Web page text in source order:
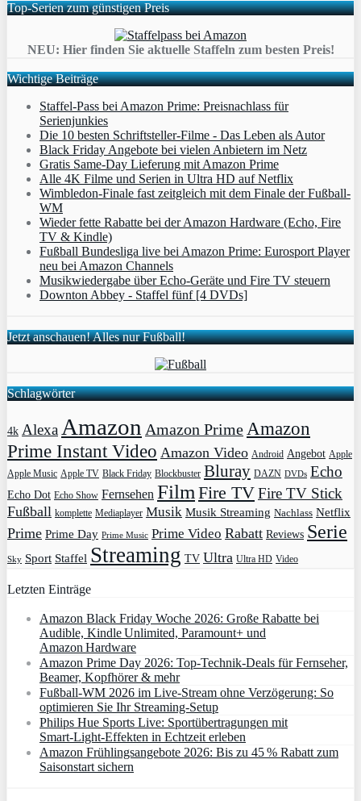
Top-Serien zum günstigen Preis
NEU: Hier finden Sie aktuelle Staffeln zum besten Preis!
Wichtige Beiträge
Staffel-Pass bei Amazon Prime: Preisnachlass für
Serienjunkies
Die 10 besten Schriftsteller-Filme - Das Leben als Autor
Black Friday Angebote bei vielen Anbietern im Netz
Gratis Same-Day Lieferung mit Amazon Prime
Alle 4K Filme und Serien in Ultra HD auf Netflix
Wimbledon-Finale fast zeitgleich mit dem Finale der Fußball-
WM
Wieder fette Rabatte bei der Amazon Hardware (Echo, Fire
TV & Kindle)
Fußball Bundesliga live bei Amazon Prime: Eurosport Player
neu bei Amazon Channels
Musikwiedergabe über Echo-Geräte und Fire TV steuern
Downton Abbey - Staffel fünf [4 DVDs]
Jetzt anschauen! Alles nur Fußball!
Schlagwörter
4k Alexa Amazon Amazon Prime Amazon
Prime Instant Video Amazon Video Android Angebot Apple
Apple Music Apple TV Black Friday Blockbuster Bluray DAZN DVDs Echo
Echo Dot Echo Show Fernsehen Film Fire TVFire TV Stick
Fußball komplette Mediaplayer Musik Musik Streaming Nachlass Netflix
Prime Prime Day Prime Music Prime Video Rabatt Reviews Serie
Sky Sport Staffel Streaming TV Ultra Ultra HD Video
Letzten Einträge
Amazon Black Friday Woche 2026: Große Rabatte bei
Audible, Kindle Unlimited, Paramount+ und
Amazon Hardware
Amazon Prime Day 2026: Top-Technik-Deals für Fernseher,
Beamer, Kopfhörer & mehr
Fußball-WM 2026 im Live-Stream ohne Verzögerung: So
optimieren Sie Ihr Streaming-Setup
Philips Hue Sports Live: Sportübertragungen mit
Smart‑Light‑Effekten in Echtzeit erleben
Amazon Frühlingsangebote 2026: Bis zu 45 % Rabatt zum
Saisonstart sichern